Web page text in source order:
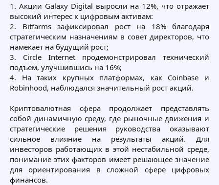
1. Акции Galaxy Digital выросли на 12%, что отражает
высокий интерес к цифровым активам:
2. Bitfarms зафиксировал рост на 18% благодаря
стратегическим назначениям в совет директоров, что
намекает на будущий рост;
3. Circle Internet продемонстрировал технический
подъем, улучшившись на 16%;
4. На таких крупных платформах, как Coinbase и
Robinhood, наблюдался значительный рост акций.
Криптовалютная сфера продолжает представлять
собой динамичную среду, где рыночные движения и
стратегические решения руководства оказывают
сильное влияние на результаты акций. Для
инвесторов работающих в этой нестабильной среде,
понимание этих факторов имеет решающее значение
для ориентирования в сложной сфере цифровых
финансов.